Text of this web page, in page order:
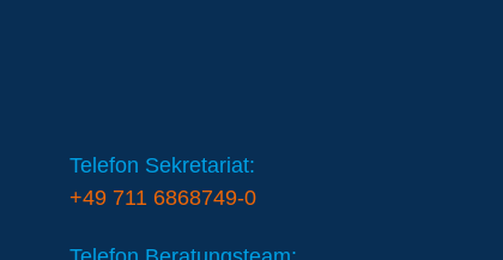
Telefon Sekretariat:
+49 711 6868749-0